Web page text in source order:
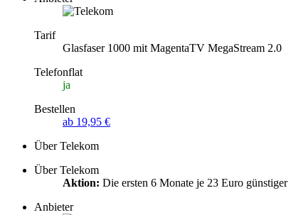
Tarif
Glasfaser 1000 mit MagentaTV MegaStream 2.0
Telefonflat
ja
Bestellen
ab 19,95 €
Über Telekom
Über Telekom
Aktion: Die ersten 6 Monate je 23 Euro günstiger
Anbieter